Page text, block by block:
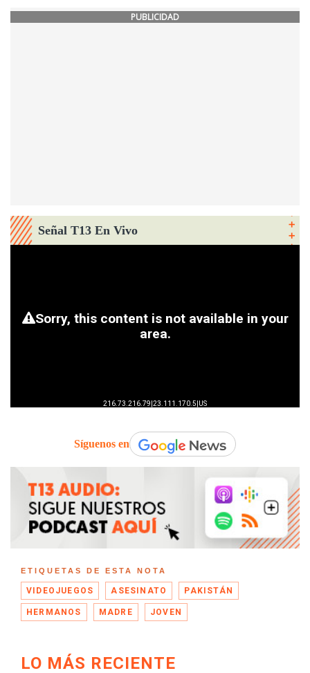
PUBLICIDAD
Señal T13 En Vivo
Síguenos en
ETIQUETAS DE ESTA NOTA
VIDEOJUEGOS ASESINATO PAKISTÁN
HERMANOS MADRE JOVEN
LO MÁS RECIENTE